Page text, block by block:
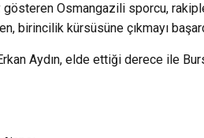
Osmangazili sporcu,
birincilik kürsüsüne çıkmayı
Aydın, elde ettiği derece ile